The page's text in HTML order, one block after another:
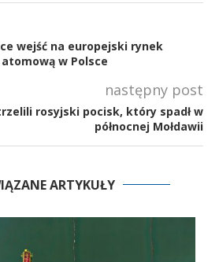
wejść na europejski rynek
w Polsce
następny post
rosyjski pocisk, który spadł w
północnej Mołdawii
ARTYKUŁY